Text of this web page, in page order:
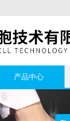
产品中心